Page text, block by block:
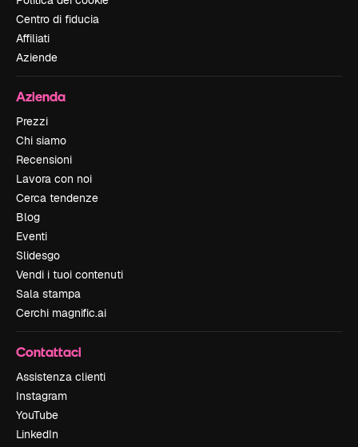
Centro di fiducia
Affiliati
Aziende
Azienda
Prezzi
Chi siamo
Recensioni
Lavora con noi
Cerca tendenze
Blog
Eventi
Slidesgo
Vendi i tuoi contenuti
Sala stampa
Cerchi magnific.ai
Contattaci
Assistenza clienti
Instagram
YouTube
LinkedIn